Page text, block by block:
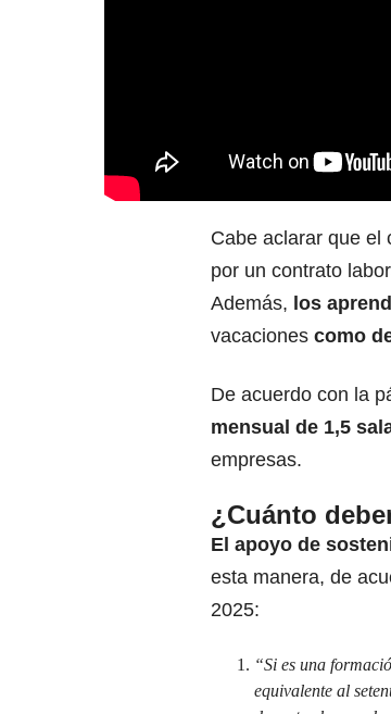
Cabe aclarar que el
por un contrato
Además, los
vacaciones como
De acuerdo con la
mensual de 1,5
empresas.
¿Cuánto
El apoyo de
esta manera, de
2025:
“Si es una
equivalente al